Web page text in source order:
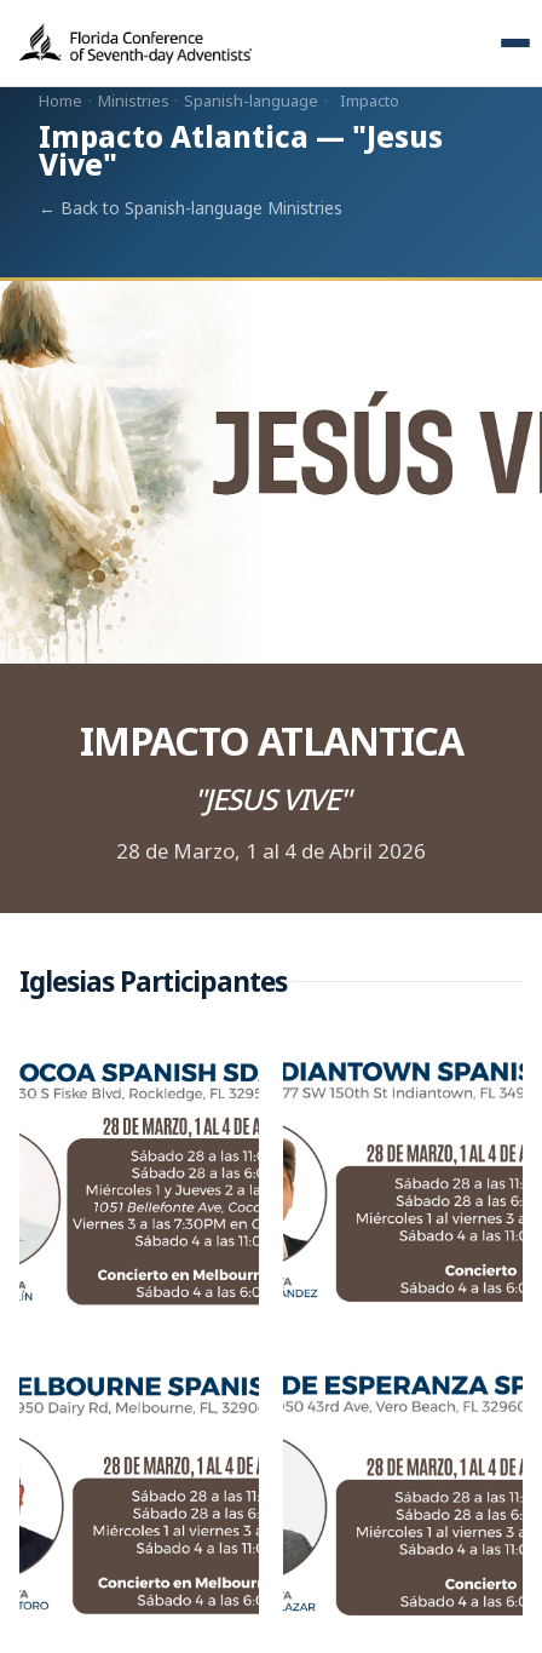
Home · Ministries · Spanish-language · Impacto
Impacto Atlantica — "Jesus
Vive"
← Back to Spanish-language Ministries
IMPACTO ATLANTICA
"JESUS VIVE"
28 de Marzo, 1 al 4 de Abril 2026
Iglesias Participantes